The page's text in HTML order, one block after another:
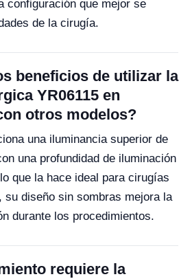
configuración que mejor se
de la cirugía.
beneficios de utilizar la
YR06115 en
otros modelos?
una iluminancia superior de
una profundidad de iluminación
que la hace ideal para cirugías
su diseño sin sombras mejora la
durante los procedimientos.
requiere la